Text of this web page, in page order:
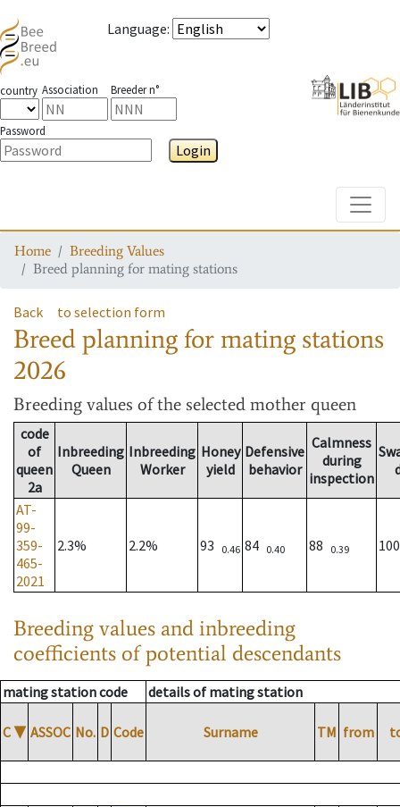
Language:
country Association Breeder n°
Password
Login
Home
Breeding Values
Breed planning for mating stations
Back to selection form
Breed planning for mating stations
2026
Breeding values of the selected mother queen
code
of
queen
2a
Inbreeding
Queen
Inbreeding
Worker
Honey
yield
Defensive
behavior
Calmness
during
inspection
AT-
99-
359-
465-
2021
2.3% 2.2% 93 0.46 84 0.40 88 0.39
Breeding values and inbreeding
coefficients of potential descendants
mating station code details of mating station
C ▼ ASSOC No. D Code Surname TM from